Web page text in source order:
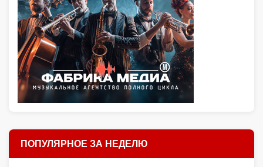
ПОПУЛЯРНОЕ ЗА НЕДЕЛЮ